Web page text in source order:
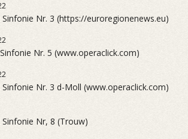
Nr. 3 (https://euroregionenews.eu)
Nr. 5 (www.operaclick.com)
Nr. 3 d-Moll (www.operaclick.com)
Nr, 8 (Trouw)